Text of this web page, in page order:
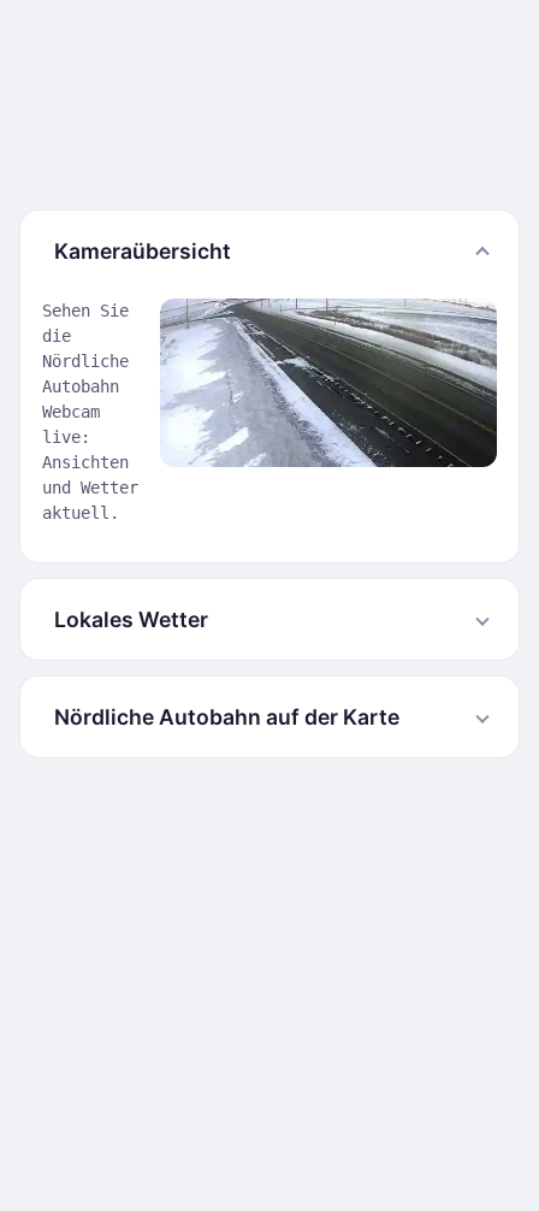
Kameraübersicht
Sehen Sie
die
Nördliche
Autobahn
Webcam
live:
Ansichten
und Wetter
aktuell.
Lokales Wetter
Nördliche Autobahn auf der Karte